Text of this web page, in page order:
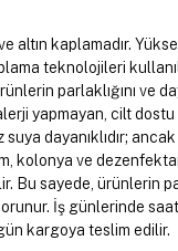
altın kaplamadır.
teknolojileri
parlaklığını ve
yapmayan, cilt
dayanıklıdır;
kolonya ve
Bu sayede, ürünlerin
İş günlerinde
kargoya teslim edilir.